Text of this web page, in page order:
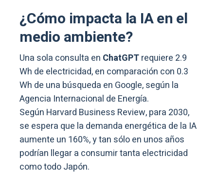
¿Cómo impacta la IA en el
medio ambiente?
Una sola consulta en ChatGPTrequiere 2.9
Wh de electricidad, en comparación con 0.3
Wh de una búsqueda en Google, según la
Agencia Internacional de Energía.
Según Harvard Business Review, para 2030,
se espera que la demanda energética de la IA
aumente un 160%, y tan sólo en unos años
podrían llegar a consumir tanta electricidad
como todo Japón.